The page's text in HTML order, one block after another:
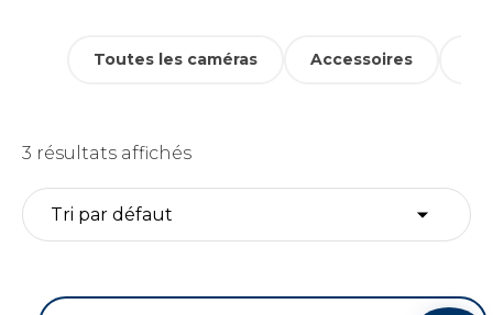
Toutes les caméras Accessoires
3 résultats affichés
Recherche